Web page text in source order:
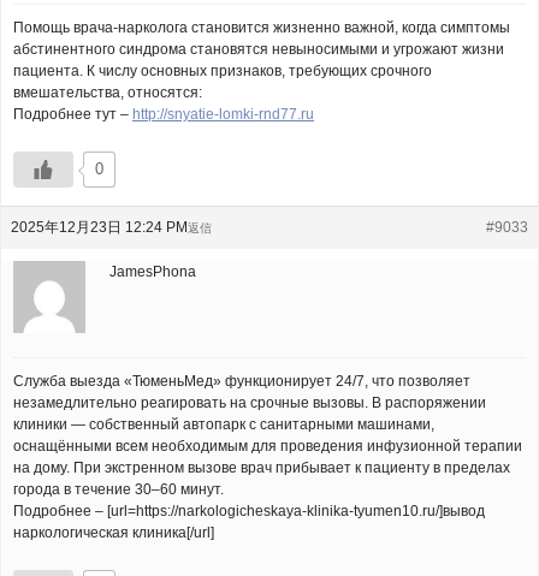
Помощь врача-нарколога становится жизненно важной, когда симптомы
абстинентного синдрома становятся невыносимыми и угрожают жизни
пациента. К числу основных признаков, требующих срочного
вмешательства, относятся:
Подробнее тут – http://snyatie-lomki-rnd77.ru
0
2025年12月23日 12:24 PM #9033
返信
JamesPhona
Служба выезда «ТюменьМед» функционирует 24/7, что позволяет
незамедлительно реагировать на срочные вызовы. В распоряжении
клиники — собственный автопарк с санитарными машинами,
оснащёнными всем необходимым для проведения инфузионной терапии
на дому. При экстренном вызове врач прибывает к пациенту в пределах
города в течение 30–60 минут.
Подробнее – [url=https://narkologicheskaya-klinika-tyumen10.ru/]вывод
наркологическая клиника[/url]